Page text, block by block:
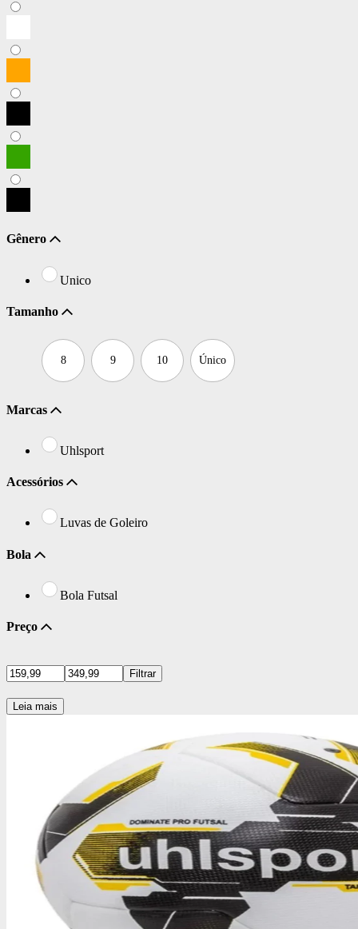
Gênero
Unico
Tamanho
8 9 10 Único
Marcas
Uhlsport
Acessórios
Luvas de Goleiro
Bola
Bola Futsal
Preço
Filtrar
Leia mais